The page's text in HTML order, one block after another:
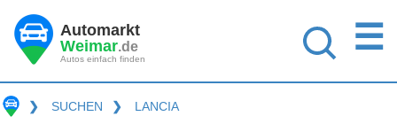
Automarkt
Weimar.de
Autos einfach finden
☰
❯ SUCHEN ❯ LANCIA